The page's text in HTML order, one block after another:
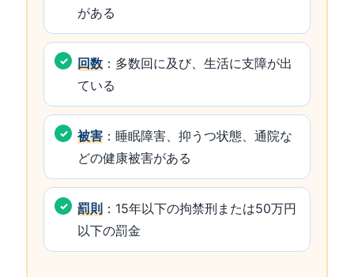
がある
回数 ：多数回に及び、生活に支障が出
ている
被害 ：睡眠障害、抑うつ状態、通院な
どの健康被害がある
罰則 ：15年以下の拘禁刑または50万円
以下の罰金